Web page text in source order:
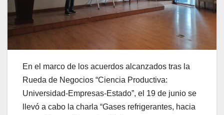
En el marco de los acuerdos alcanzados tras la
Rueda de Negocios “Ciencia Productiva:
Universidad-Empresas-Estado”, el 19 de junio se
llevó a cabo la charla “Gases refrigerantes, hacia